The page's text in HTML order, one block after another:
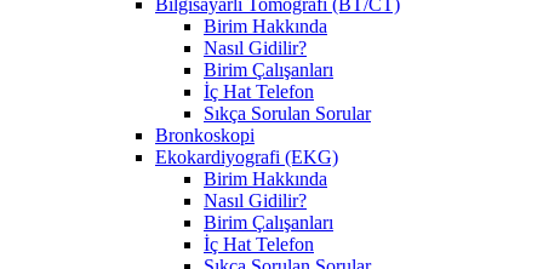
Birim Hakkında
Nasıl Gidilir?
Birim Çalışanları
İç Hat Telefon
Sıkça Sorulan Sorular
Bronkoskopi
Ekokardiyografi (EKG)
Birim Hakkında
Nasıl Gidilir?
Birim Çalışanları
İç Hat Telefon